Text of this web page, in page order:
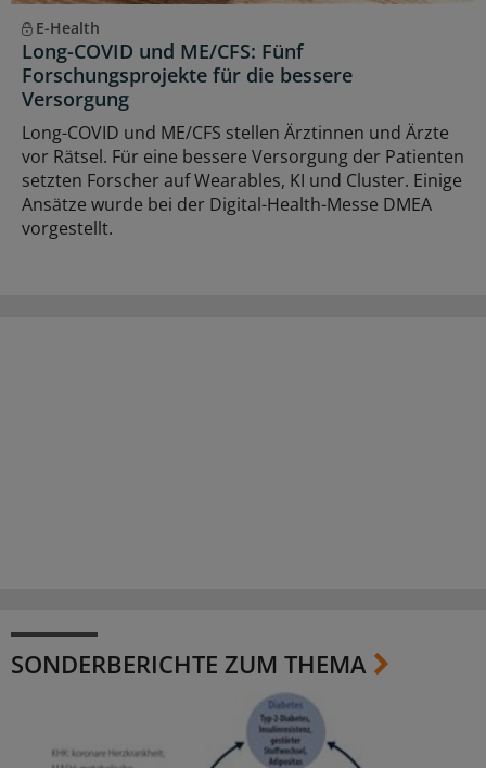
E-Health
Long-COVID und ME/CFS: Fünf
Forschungsprojekte für die bessere
Versorgung
Long-COVID und ME/CFS stellen Ärztinnen und Ärzte
vor Rätsel. Für eine bessere Versorgung der Patienten
setzten Forscher auf Wearables, KI und Cluster. Einige
Ansätze wurde bei der Digital-Health-Messe DMEA
vorgestellt.
SONDERBERICHTE ZUM THEMA